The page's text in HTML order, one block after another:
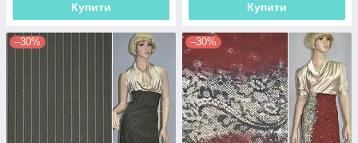
Купити Купити
–30% –30%